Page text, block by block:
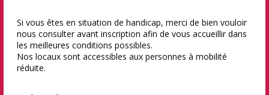
Si vous êtes en situation de handicap, merci de bien vouloir
nous consulter avant inscription afin de vous accueillir dans
les meilleures conditions possibles.
Nos locaux sont accessibles aux personnes à mobilité
réduite.